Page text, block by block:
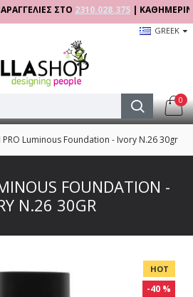
ΣΤΟ2310.028.375| ΚΑΘΗΜΕΡΙΝΑ
GREEK
0
PRO Luminous Foundation - Ivory N.26 30gr
FOUNDATION -
N.26 30GR
HOT
-40 %